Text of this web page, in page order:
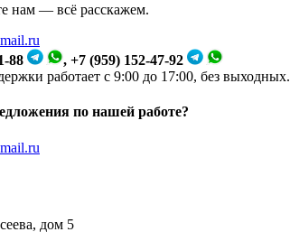
нам — всё расскажем.
88
, +7 (959) 152-47-92
работает с 9:00 до 17:00, без выходных.
по нашей работе?
дом 5